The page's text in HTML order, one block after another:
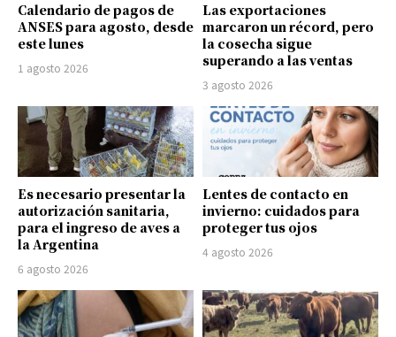
Calendario de pagos de
ANSES para agosto, desde
este lunes
1 agosto 2026
Las exportaciones
marcaron un récord, pero
la cosecha sigue
superando a las ventas
3 agosto 2026
Es necesario presentar la
autorización sanitaria,
para el ingreso de aves a
la Argentina
6 agosto 2026
Lentes de contacto en
invierno: cuidados para
proteger tus ojos
4 agosto 2026